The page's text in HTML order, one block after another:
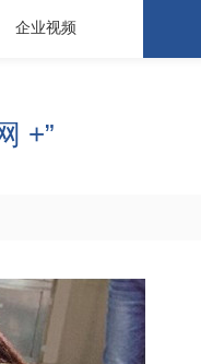
企业视频
+”